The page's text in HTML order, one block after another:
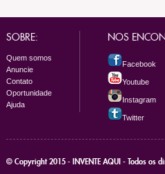
SOBRE:
Quem somos
Anuncie
Contato
Oportunidade
Ajuda
NOS
Facebook
Youtube
Instagram
Twitter
© Copyright 2015 - INVENTE AQUI - Todos os